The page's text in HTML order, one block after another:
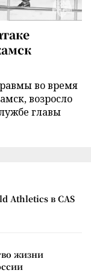
во время
возросло
главы
Athletics в CAS
жизни